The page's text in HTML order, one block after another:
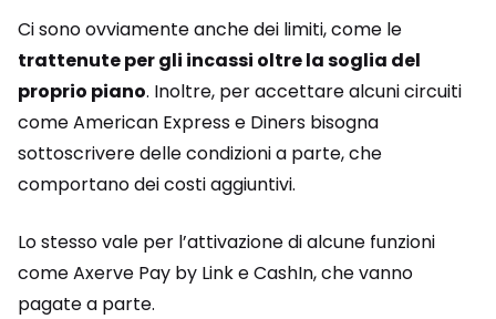
Ci sono ovviamente anche dei limiti, come le
trattenute per gli incassi oltre la soglia del
proprio piano. Inoltre, per accettare alcuni circuiti
come American Express e Diners bisogna
sottoscrivere delle condizioni a parte, che
comportano dei costi aggiuntivi.
Lo stesso vale per l’attivazione di alcune funzioni
come Axerve Pay by Link e CashIn, che vanno
pagate a parte.